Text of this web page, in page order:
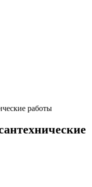
работы